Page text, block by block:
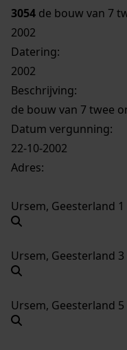
3054 de bouw van 7
2002
Datering:
2002
Beschrijving:
de bouw van 7 twee
Datum vergunning:
22-10-2002
Adres:
Ursem, Geesterland 1
Ursem, Geesterland 3
Ursem, Geesterland 5